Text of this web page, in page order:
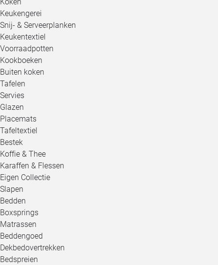
Keukengerei
Snij- & Serveerplanken
Keukentextiel
Voorraadpotten
Kookboeken
Buiten koken
Tafelen
Servies
Glazen
Placemats
Tafeltextiel
Bestek
Koffie & Thee
Karaffen & Flessen
Eigen Collectie
Slapen
Bedden
Boxsprings
Matrassen
Beddengoed
Dekbedovertrekken
Bedspreien